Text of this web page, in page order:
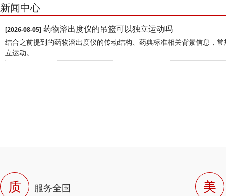
新闻中心
[2026-08-05] 药物溶出度仪的吊篮可以独立运动吗
结合之前提到的药物溶出度仪的传动结构、药典标准相关背景信息，‌
立运动‌。
质 服务全国 美